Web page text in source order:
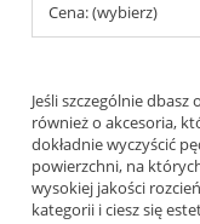
Cena: (wybierz)
Jeśli szczególnie
również o akcesoria,
dokładnie wyczyścić
powierzchni, na
wysokiej jakości
kategorii i ciesz się